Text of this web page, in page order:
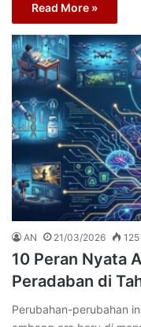
Read More »
AN 21/03/2026 125
10 Peran Nyata
Peradaban di
Perubahan-perubahan